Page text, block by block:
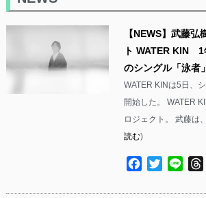
【NEWS】武藤弘
ト WATER KIN 1
のシングル「泳者
WATER KINは5日、
開始した。 WATER
ロジェクト。 武藤
読む)
Facebook
TwitterLine